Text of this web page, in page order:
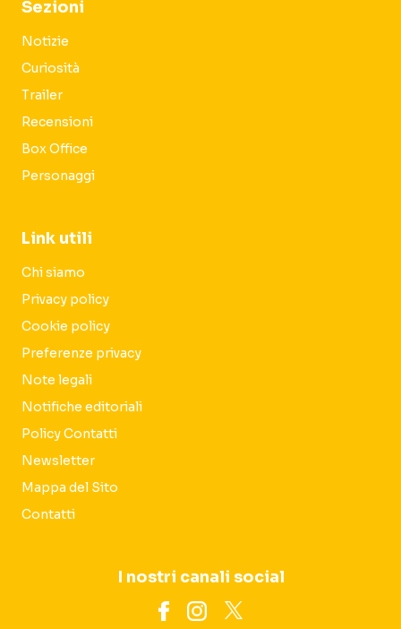
Sezioni
Notizie
Curiosità
Trailer
Recensioni
Box Office
Personaggi
Link utili
Chi siamo
Privacy policy
Cookie policy
Preferenze privacy
Note legali
Notifiche editoriali
Policy Contatti
Newsletter
Mappa del Sito
Contatti
I nostri canali social